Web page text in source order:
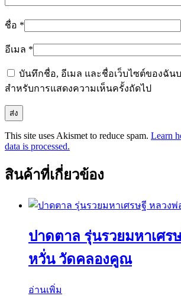
ชื่อ *
อีเมล *
บันทึกชื่อ, อีเมล และชื่อเว็บไซต์ของฉัน
สำหรับการแสดงความเห็นครั้งถัดไป
This site uses Akismet to reduce spam. Learn
data is processed.
สินค้าที่เกี่ยวข้อง
ปาดตาล รุ่นรวยมหาเศร
หวั่น วัดคลองคูณ
อ่านเพิ่ม